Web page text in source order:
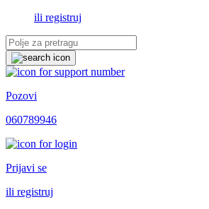
ili registruj
Pozovi
060789946
Prijavi se
ili registruj